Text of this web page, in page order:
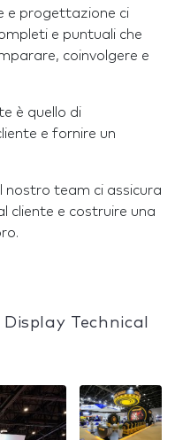
e progettazione ci
e puntuali che
coinvolgere e
è quello di
e fornire un
nostro team ci assicura
cliente e costruire una
Technical